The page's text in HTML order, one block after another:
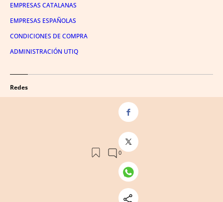
EMPRESAS CATALANAS
EMPRESAS ESPAÑOLAS
CONDICIONES DE COMPRA
ADMINISTRACIÓN UTIQ
Redes